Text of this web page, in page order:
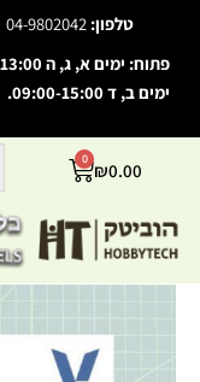
visibility_off
סמן כותרות
settings צבע
zoom_out זום
זום
טלפון: 04-9802042
פתוח: ימים א, ג, ה 09:00-13:00, 16:00-18:00
ימים ב, ד 09:00-15:00. רצוי לתאם לפני ההגעה
₪0.00
0
עגלת